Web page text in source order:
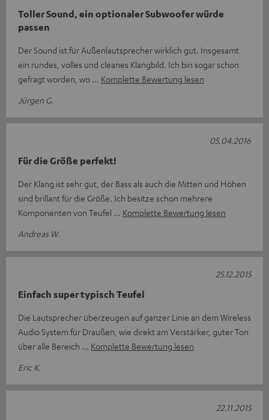
Toller Sound, ein optionaler Subwoofer würde
passen
Der Sound ist für Außenlautsprecher wirklich gut. Insgesamt
ein rundes, volles und cleanes Klangbild. Ich bin sogar schon
gefragt worden, wo
Komplette Bewertung lesen
Jürgen G.
Für die Größe perfekt!
Der Klang ist sehr gut, der Bass als auch die Mitten und Höhen
sind brillant für die Größe. Ich besitze schon mehrere
Komponenten von Teufel
Komplette Bewertung lesen
Andreas W.
05.04.2016
Einfach super typisch Teufel
Die Lautsprecher überzeugen auf ganzer Linie an dem Wireless
Audio System für Draußen, wie direkt am Verstärker, guter Ton
über alle Bereich
Komplette Bewertung lesen
Eric K.
25.12.2015
22.11.2015